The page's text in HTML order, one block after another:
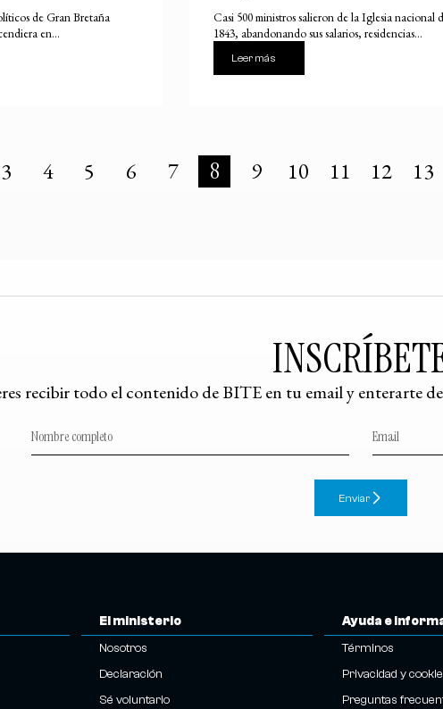
de Gran Bretaña
en...
Casi 500 ministros salieron de la Iglesia nacional
1843, abandonando sus salarios, residencias...
Leer más
3 4 5 6 7 8 9 10 11 12 13
recibir todo el contenido de BITE en tu email y enterarte
Enviar
El ministerio
Nosotros
Declaración
Sé voluntario
Ayuda e
Términos
Privacidad y
Preguntas